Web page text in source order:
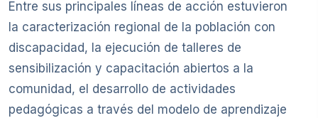
Entre sus principales líneas de acción estuvieron
la caracterización regional de la población con
discapacidad, la ejecución de talleres de
sensibilización y capacitación abiertos a la
comunidad, el desarrollo de actividades
pedagógicas a través del modelo de aprendizaje